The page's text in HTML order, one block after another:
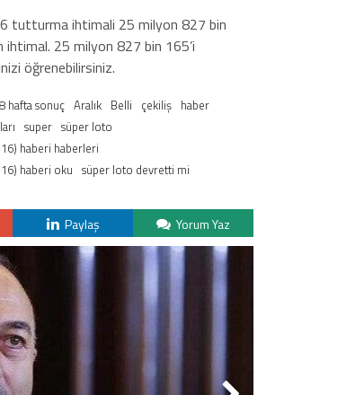
tutturma ihtimali 25 milyon 827 bin
ihtimal. 25 milyon 827 bin 165’i
öğrenebilirsiniz.
hafta sonuç Aralık Belli çekiliş haber
super süper loto
haberi haberleri
haberi oku süper loto devretti mi
Paylaş Yorum Yaz